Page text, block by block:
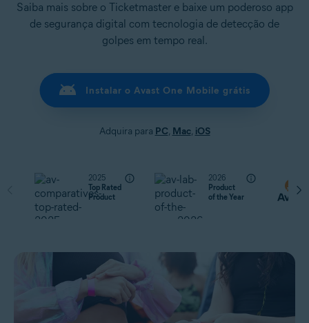
Saiba mais sobre o Ticketmaster e baixe um poderoso app
de segurança digital com tecnologia de detecção de
golpes em tempo real.
Instalar o Avast One Mobile grátis
Adquira para PC, Mac, iOS
2025
Top Rated
Product
2026
Product
of the Year